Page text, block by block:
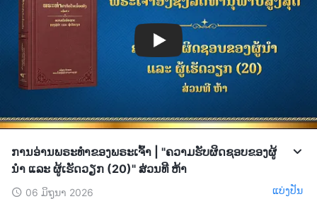
ການອ່ານພຣະທຳຂອງພຣະເຈົ້າ | "ຄວາມຮັບຜິດຊອບຂອງຜູ້
ນໍາ ແລະ ຜູ້ເຮັດວຽກ (20)" ສ່ວນທີ ຫ້າ
06 ມິຖຸນາ 2026 ແບ່ງປັນ